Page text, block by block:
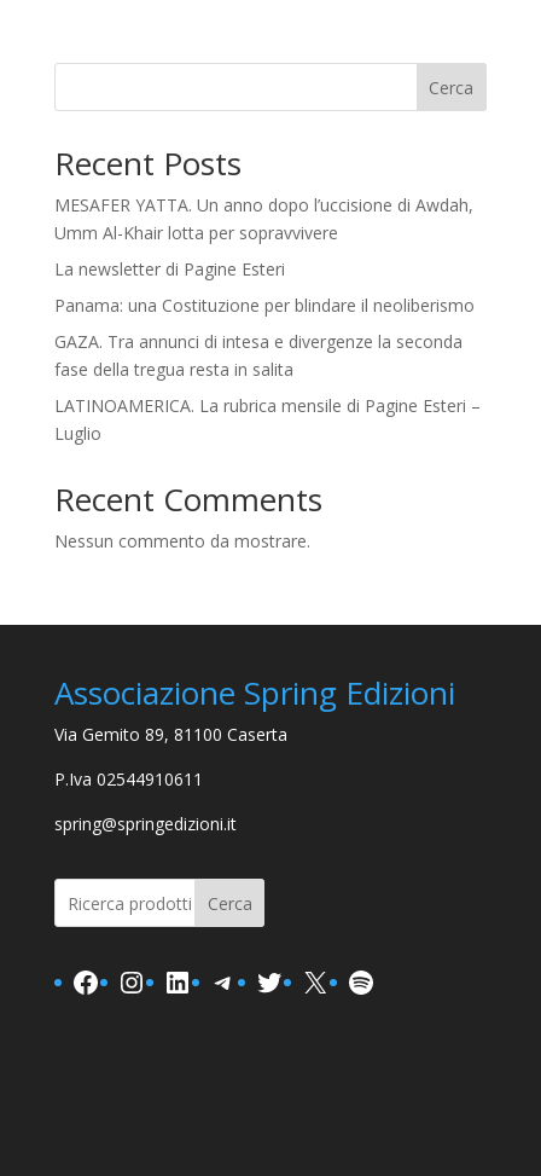
Cerca
Recent Posts
MESAFER YATTA. Un anno dopo l’uccisione di Awdah,
Umm Al-Khair lotta per sopravvivere
La newsletter di Pagine Esteri
Panama: una Costituzione per blindare il neoliberismo
GAZA. Tra annunci di intesa e divergenze la seconda
fase della tregua resta in salita
LATINOAMERICA. La rubrica mensile di Pagine Esteri –
Luglio
Recent Comments
Nessun commento da mostrare.
Associazione Spring Edizioni
Via Gemito 89, 81100 Caserta
P.Iva 02544910611
spring@springedizioni.it
Cerca
Facebook
Instagram
LinkedIn
Telegram
Twitter
X Spotify